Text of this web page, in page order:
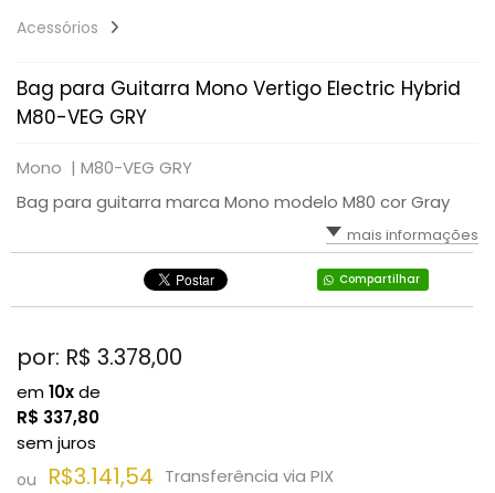
Acessórios
Bag para Guitarra Mono Vertigo Electric Hybrid
M80-VEG GRY
Mono | M80-VEG GRY
Bag para guitarra marca Mono modelo M80 cor Gray
mais informações
Compartilhar
por: R$ 3.378,00
em10xde
R$ 337,80
sem juros
ou R$3.141,54 Transferência via PIX